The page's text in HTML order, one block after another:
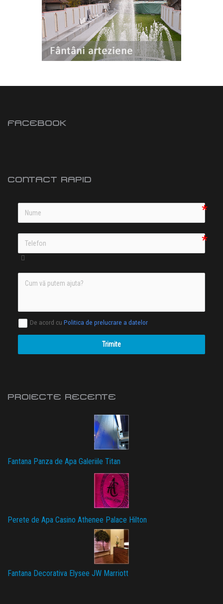
FACEBOOK
CONTACT RAPID
De acord cu Politica de prelucrare a datelor
Trimite
PROIECTE RECENTE
Fantana Panza de Apa Galeriile Titan
Perete de Apa Casino Athenee Palace Hilton
Fantana Decorativa Elysee JW Marriott